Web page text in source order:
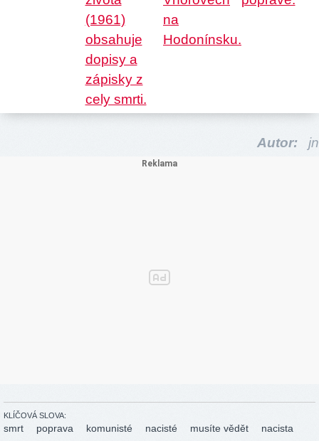
Autor: jn
KLÍČOVÁ SLOVA:
smrt poprava komunisté nacisté musíte vědět nacista